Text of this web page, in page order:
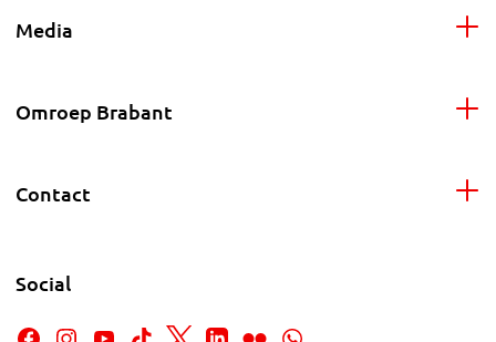
Media
Omroep Brabant
Contact
Social